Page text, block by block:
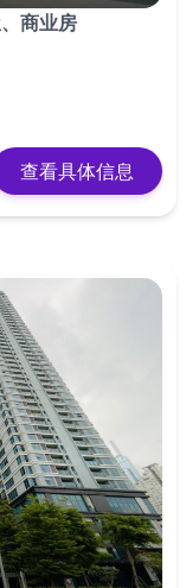
商业房
查看具体信息